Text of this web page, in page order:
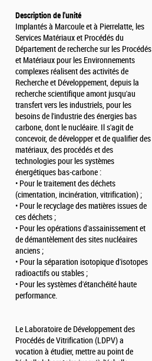
Description de l'unité
Implantés à Marcoule et à Pierrelatte, les
Services Matériaux et Procédés du
Département de recherche sur les Procédés
et Matériaux pour les Environnements
complexes réalisent des activités de
Recherche et Développement, depuis la
recherche scientifique amont jusqu'au
transfert vers les industriels, pour les
besoins de l'industrie des énergies bas
carbone, dont le nucléaire. Il s'agit de
concevoir, de développer et de qualifier des
matériaux, des procédés et des
technologies pour les systèmes
énergétiques bas-carbone :
• Pour le traitement des déchets
(cimentation, incinération, vitrification) ;
• Pour le recyclage des matières issues de
ces déchets ;
• Pour les opérations d'assainissement et
de démantèlement des sites nucléaires
anciens ;
• Pour la séparation isotopique d'isotopes
radioactifs ou stables ;
• Pour les systèmes d'étanchéité haute
performance.
Le Laboratoire de Développement des
Procédés de Vitrification (LDPV) a
vocation à étudier, mettre au point de